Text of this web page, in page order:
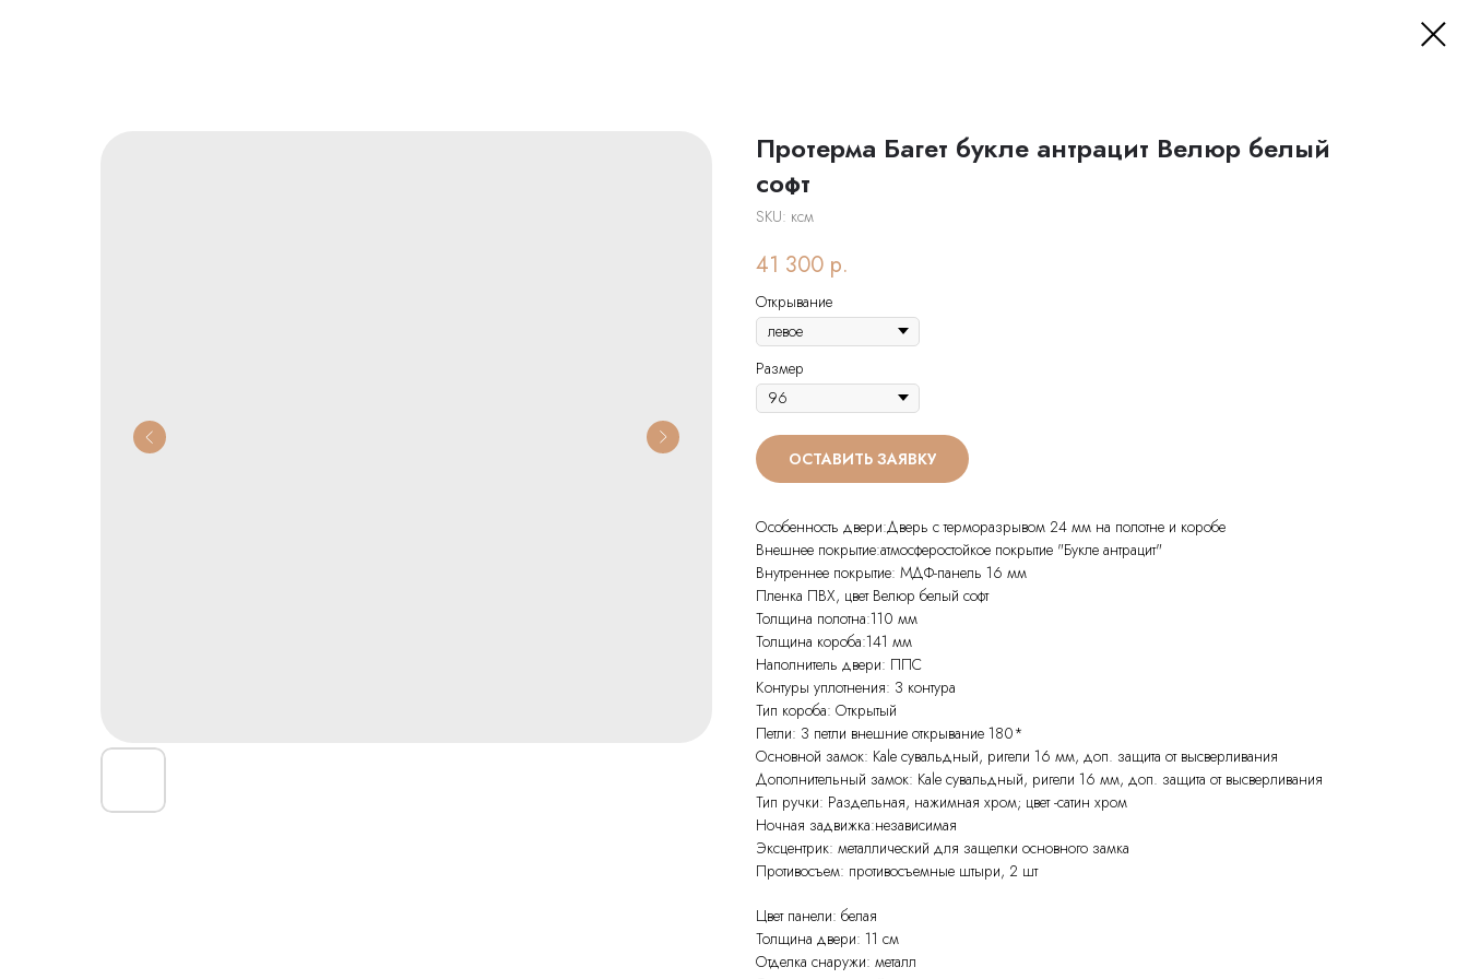
Протерма Багет букле антрацит Велюр белый
софт
SKU: ксм
41 300 р.
Открывание
Размер
ОСТАВИТЬ ЗАЯВКУ
Особенность двери:Дверь с терморазрывом 24 мм на полотне и коробе
Внешнее покрытие:атмосферостойкое покрытие "Букле антрацит"
Внутреннее покрытие: МДФ-панель 16 мм
Пленка ПВХ, цвет Велюр белый софт
Толщина полотна:110 мм
Толщина короба:141 мм
Наполнитель двери: ППС
Контуры уплотнения: 3 контура
Тип короба: Открытый
Петли: 3 петли внешние открывание 180*
Основной замок: Kale сувальдный, ригели 16 мм, доп. защита от высверливания
Дополнительный замок: Kale сувальдный, ригели 16 мм, доп. защита от высверливания
Тип ручки: Раздельная, нажимная хром; цвет -сатин хром
Ночная задвижка:независимая
Эксцентрик: металлический для защелки основного замка
Противосъем: противосъемные штыри, 2 шт
Цвет панели: белая
Толщина двери: 11 см
Отделка снаружи: металл